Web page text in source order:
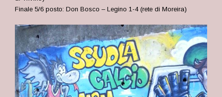
Finale 5/6 posto: Don Bosco – Legino 1-4 (rete di Moreira)